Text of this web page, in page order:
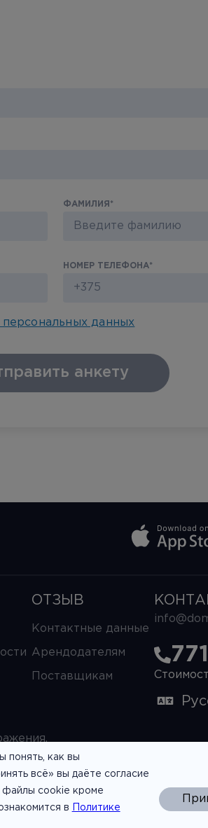
ФАМИЛИЯ *
НОМЕР ТЕЛЕФОНА*
данных
анкету
ОТЗЫВ
Контактные данные
Арендодателям
Поставщикам
оферты
понять, как вы
всё» вы даёте согласие
файлы cookie кроме
в
Политике